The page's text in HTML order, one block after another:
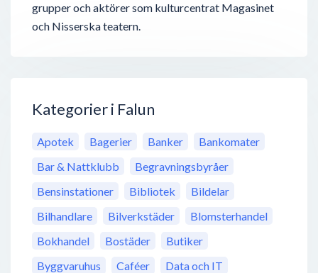
grupper och aktörer som kulturcentrat Magasinet
och Nisserska teatern.
Kategorier i Falun
Apotek Bagerier Banker
Bankomater
Bar & Nattklubb
Begravningsbyråer
Bensinstationer
Bibliotek
Bildelar
Bilhandlare
Bilverkstäder
Blomsterhandel
Bokhandel
Bostäder
Butiker
Byggvaruhus
Caféer
Data och IT